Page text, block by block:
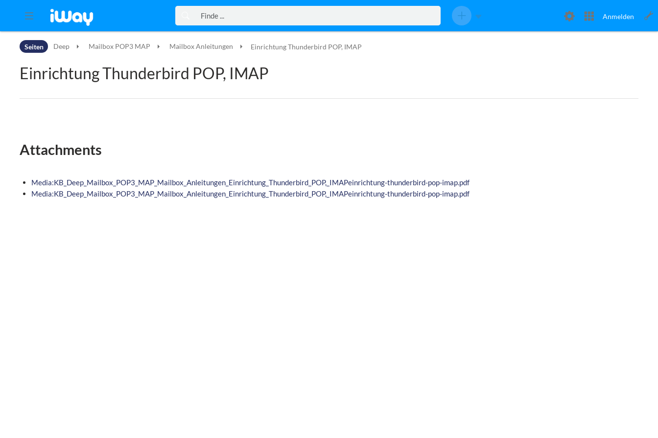
Zur Hauptnavigation
Zum Arbeitsbereich
Anmelden
Seiten Deep Mailbox POP3 MAP Mailbox Anleitungen Einrichtung Thunderbird POP, IMAP
Einrichtung Thunderbird POP, IMAP
Attachments
Media:KB_Deep_Mailbox_POP3_MAP_Mailbox_Anleitungen_Einrichtung_Thunderbird_POP,_IMAPeinrichtung-thunderbird-pop-imap.pdf
Media:KB_Deep_Mailbox_POP3_MAP_Mailbox_Anleitungen_Einrichtung_Thunderbird_POP,_IMAPeinrichtung-thunderbird-pop-imap.pdf